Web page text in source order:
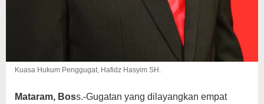
Kuasa Hukum Penggugat, Hafidz Hasyim SH.
Mataram, Boss.-Gugatan yang dilayangkan empat